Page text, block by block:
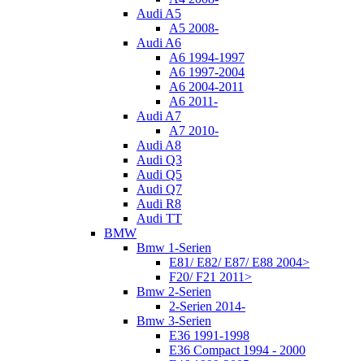
Audi A5
A5 2008-
Audi A6
A6 1994-1997
A6 1997-2004
A6 2004-2011
A6 2011-
Audi A7
A7 2010-
Audi A8
Audi Q3
Audi Q5
Audi Q7
Audi R8
Audi TT
BMW
Bmw 1-Serien
E81/ E82/ E87/ E88 2004>
F20/ F21 2011>
Bmw 2-Serien
2-Serien 2014-
Bmw 3-Serien
E36 1991-1998
E36 Compact 1994 - 2000